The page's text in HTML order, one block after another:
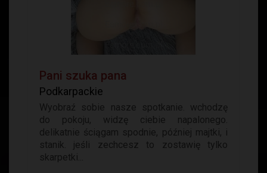
Pani szuka pana
Podkarpackie
Wyobraź sobie nasze spotkanie. wchodzę
do pokoju, widzę ciebie napalonego.
delikatnie ściągam spodnie, później majtki, i
stanik. jeśli zechcesz to zostawię tylko
skarpetki...